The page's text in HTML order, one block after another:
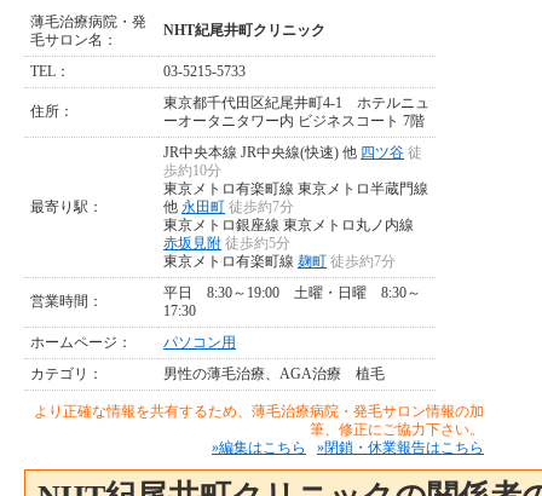
薄毛治療病院・発
毛サロン名：
NHT紀尾井町クリニック
TEL： 03-5215-5733
住所：
東京都千代田区紀尾井町4-1 ホテルニュ
ーオータニタワー内 ビジネスコート 7階
最寄り駅：
JR中央本線 JR中央線(快速) 他 四ツ谷 徒
歩約10分
東京メトロ有楽町線 東京メトロ半蔵門線
他 永田町 徒歩約7分
東京メトロ銀座線 東京メトロ丸ノ内線
赤坂見附 徒歩約5分
東京メトロ有楽町線 麹町 徒歩約7分
営業時間：
平日 8:30～19:00 土曜・日曜 8:30～
17:30
ホームページ：
パソコン用
カテゴリ：
男性の薄毛治療、AGA治療 植毛
より正確な情報を共有するため、薄毛治療病院・発毛サロン情報の加
筆、修正にご協力下さい。
»編集はこちら
»閉鎖・休業報告はこちら